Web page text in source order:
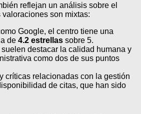
reflejan un análisis sobre el
son mixtas:
Google, el centro tiene una
de 4.2 estrellas sobre 5.
suelen destacar la calidad humana y
como dos de sus puntos
críticas relacionadas con la gestión
de citas, que han sido